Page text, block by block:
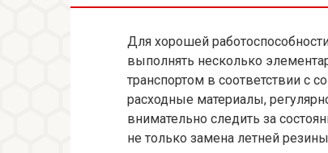
Для хорошей
выполнять несколько
транспортом в соответствии с
расходные материалы,
внимательно следить за
не только замена летней